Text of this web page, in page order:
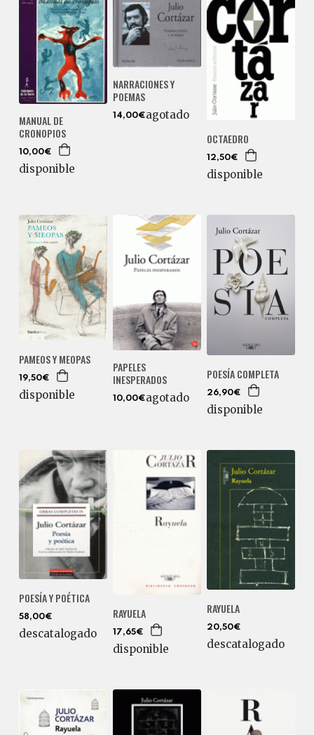
MANUAL DE
CRONOPIOS
10,00€
disponible
NARRACIONES Y
POEMAS
14,00€agotado
OCTAEDRO
12,50€
disponible
PAMEOS Y MEOPAS
19,50€
disponible
PAPELES
INESPERADOS
10,00€agotado
POESÍA COMPLETA
26,90€
disponible
POESÍA Y POÉTICA
58,00€
descatalogado
RAYUELA
17,65€
disponible
RAYUELA
20,50€
descatalogado